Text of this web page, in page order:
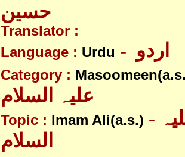
حسین
Translator :
Language : Urdu
Category :
Topic : Imam Ali(a.s.) - امام علی علیہ
السلام